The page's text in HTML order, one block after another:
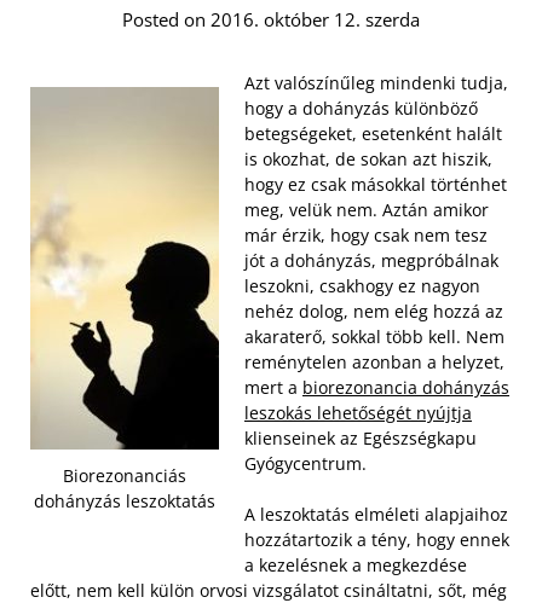
Posted on 2016. október 12. szerda
Biorezonanciás
dohányzás leszoktatás
Azt valószínűleg mindenki tudja,
hogy a dohányzás különböző
betegségeket, esetenként halált
is okozhat, de sokan azt hiszik,
hogy ez csak másokkal történhet
meg, velük nem. Aztán amikor
már érzik, hogy csak nem tesz
jót a dohányzás, megpróbálnak
leszokni, csakhogy ez nagyon
nehéz dolog, nem elég hozzá az
akaraterő, sokkal több kell. Nem
reménytelen azonban a helyzet,
mert a biorezonancia dohányzás
leszokás lehetőségét nyújtja
klienseinek az Egészségkapu
Gyógycentrum.
A leszoktatás elméleti alapjaihoz
hozzátartozik a tény, hogy ennek
a kezelésnek a megkezdése
előtt, nem kell külön orvosi vizsgálatot csináltatni, sőt, még